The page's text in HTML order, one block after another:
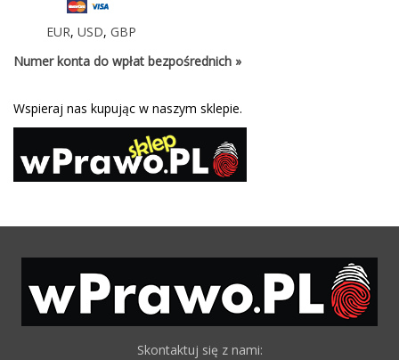
EUR, USD, GBP
Numer konta do wpłat bezpośrednich »
Wspieraj nas kupując w naszym sklepie.
Skontaktuj się z nami: